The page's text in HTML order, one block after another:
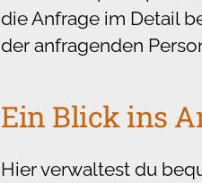
die Anfrage im Detail
der anfragenden
Ein Blick ins
Hier verwaltest du